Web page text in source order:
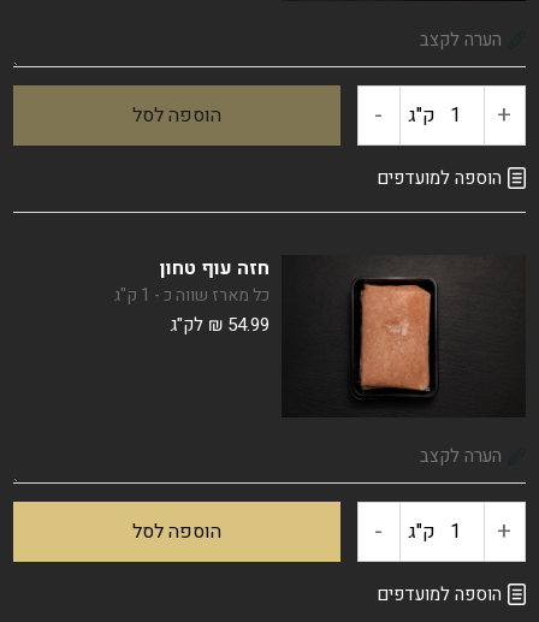
+ כמות
של
ק"ג - הוספה לסל
הוספה למועדפים
חזה עוף טחון
כל מארז שווה כ - 1 ק"ג
₪ 54.99 לק"ג
+ כמות
של
ק"ג - הוספה לסל
הוספה למועדפים